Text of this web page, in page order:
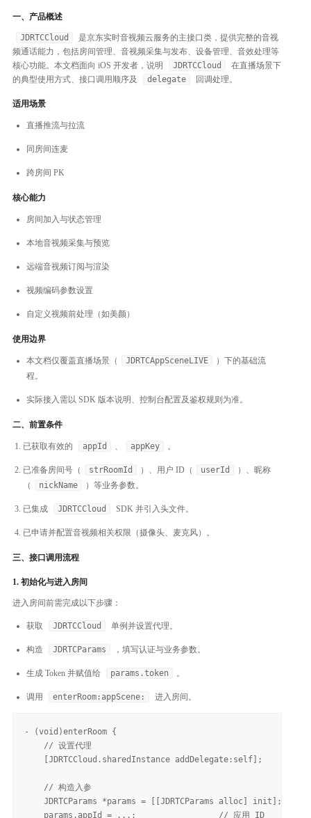
一、产品概述
JDRTCCloud
是京东实时音视频云服务的主接口类，提供完整的音视
频通话能力，包括房间管理、音视频采集与发布、设备管理、音效处理等
核心功能。本文档面向 iOS 开发者，说明
JDRTCCloud
在直播场景下
的典型使用方式、接口调用顺序及
delegate 回调处理。
适用场景
直播推流与拉流
同房间连麦
跨房间 PK
核心能力
房间加入与状态管理
本地音视频采集与预览
远端音视频订阅与渲染
视频编码参数设置
自定义视频前处理（如美颜）
使用边界
本文档仅覆盖直播场景（ JDRTCAppSceneLIVE
）下的基础流
程。
实际接入需以 SDK 版本说明、控制台配置及鉴权规则为准。
二、前置条件
已获取有效的 appId appKey 。
已准备房间号（ strRoomId ）、用户 ID（ userId
）、昵称
（
nickName ）等业务参数。
已集成 JDRTCCloud SDK 并引入头文件。
已申请并配置音视频相关权限（摄像头、麦克风）。
三、接口调用流程
1. 初始化与进入房间
进入房间前需完成以下步骤：
获取 JDRTCCloud 单例并设置代理。
构造 JDRTCParams ，填写认证与业务参数。
生成 Token 并赋值给 params.token 。
调用 enterRoom:appScene: 进入房间。
- (void)enterRoom {
    // 设置代理
    [JDRTCCloud.sharedInstance addDelegate:self];
    // 构造入参
    JDRTCParams *params = [[JDRTCParams alloc] init];
    params.appId = ...;                 // 应用 ID